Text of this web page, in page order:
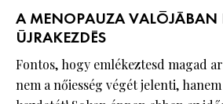
A MENOPAUZA VALÓJÁBAN
ÚJRAKEZDÉS
Fontos, hogy emlékeztesd magad
nem a nőiesség végét jelenti,